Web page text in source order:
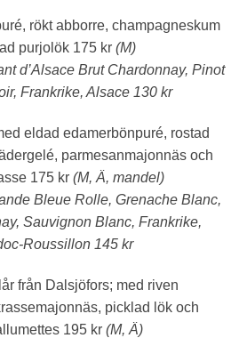
rökt abborre, champagneskum
purjolök 175 kr (M)
d’Alsace Brut Chardonnay, Pinot
Frankrike, Alsace 130 kr
eldad edamerbönpuré, rostad
parmesanmajonnäs och
175 kr (M, Ä, mandel)
Bleue Rolle, Grenache Blanc,
Sauvignon Blanc, Frankrike,
Roussillon 145 kr
från Dalsjöfors; med riven
picklad lök och
195 kr (M, Ä)